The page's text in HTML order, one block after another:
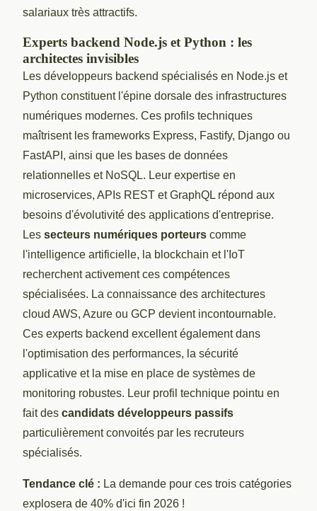
salariaux très attractifs.
Experts backend Node.js et Python : les
architectes invisibles
Les développeurs backend spécialisés en Node.js et
Python constituent l'épine dorsale des infrastructures
numériques modernes. Ces profils techniques
maîtrisent les frameworks Express, Fastify, Django ou
FastAPI, ainsi que les bases de données
relationnelles et NoSQL. Leur expertise en
microservices, APIs REST et GraphQL répond aux
besoins d'évolutivité des applications d'entreprise.
Les secteurs numériques porteurs comme
l'intelligence artificielle, la blockchain et l'IoT
recherchent activement ces compétences
spécialisées. La connaissance des architectures
cloud AWS, Azure ou GCP devient incontournable.
Ces experts backend excellent également dans
l'optimisation des performances, la sécurité
applicative et la mise en place de systèmes de
monitoring robustes. Leur profil technique pointu en
fait des candidats développeurs passifs
particulièrement convoités par les recruteurs
spécialisés.
Tendance clé : La demande pour ces trois catégories
explosera de 40% d'ici fin 2026 !